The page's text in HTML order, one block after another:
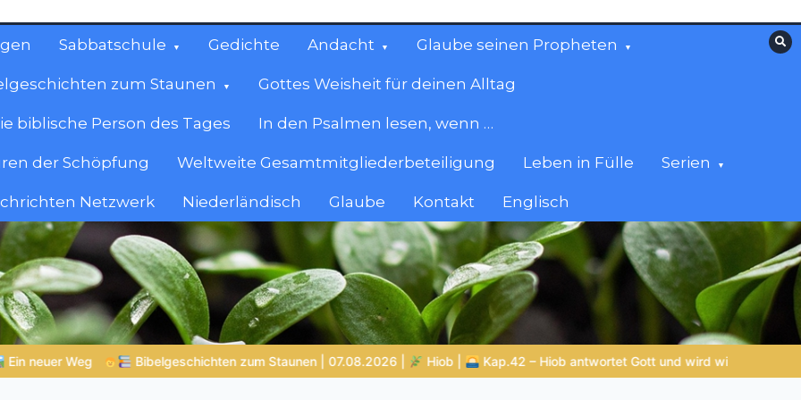
Sabbatschule Gedichte Andacht Glaube seinen Propheten
zum Staunen Gottes Weisheit für deinen Alltag
biblische Person des Tages In den Psalmen lesen, wenn …
der Schöpfung Weltweite Gesamtmitgliederbeteiligung Leben in Fülle Serien
Netzwerk Niederländisch Glaube Kontakt Englisch
zum Staunen | 07.08.2026 | Hiob | Kap.42 – Hiob antwortet Gott und wird wiederhergestellt ZURÜCK ZUR QUELLE DES